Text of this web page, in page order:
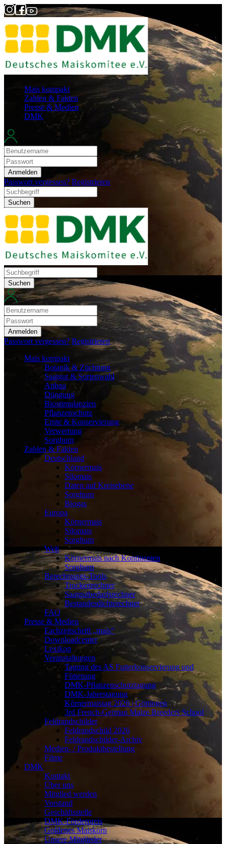
Mais kompakt
Zahlen & Fakten
Presse & Medien
DMK
Anmelden
Passwort vergessen? Registrieren
Suchen
Suchen
Anmelden
Passwort vergessen? Registrieren
Mais kompakt
Botanik & Züchtung
Saatgut & Sortenwahl
Anbau
Düngung
Biostimulanzien
Pflanzenschutz
Ernte & Konservierung
Verwertung
Sorghum
Zahlen & Fakten
Deutschland
Körnermais
Silomais
Daten auf Kreisebene
Sorghum
Biogas
Europa
Körnermais
Silomais
Sorghum
Welt
Körnermais nach Kontinenten
Sorghum
Berechnungs-Tools
Trockenrechner
Saatgutbedarfsrechner
Bestandesdichterechner
FAQ
Presse & Medien
Fachzeitschrift „mais“
Downloadcenter
Lexikon
Veranstaltungen
Tagung des AS Futterkonservierung und
Fütterung
DMK-Pflanzenschutztagung
DMK-Jahrestagung
Körnermaistag 2026 | Göttingen
3rd French-German Maize Breeders School
Feldrandschilder
Feldrandschild 2026
Feldrandschilder-Archiv
Medien- / Produktbestellung
Filme
DMK
Kontakt
Über uns
Mitglied werden
Vorstand
Geschäftsstelle
DMK-Förderpreis
Goldenes Maiskorn
Unsere Mitglieder